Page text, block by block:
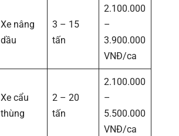
Xe nâng
dầu
3 – 15
tấn
2.100.000
–
3.900.000
VNĐ/ca
Xe cẩu
thùng
2 – 20
tấn
2.100.000
–
5.500.000
VNĐ/ca